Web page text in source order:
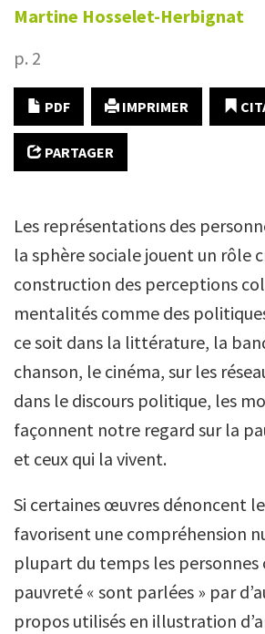
Martine Hosselet-Herbignat
p. 2
PDF IMPRIMER
PARTAGER
Les représentations des
la sphère sociale jouent un rôle
construction des perceptions
mentalités comme des
ce soit dans la littérature, la
chanson, le cinéma, sur les
dans le discours politique, les
façonnent notre regard sur la
et ceux qui la vivent.
Si certaines œuvres dénoncent
favorisent une compréhension
plupart du temps les personnes
pauvreté « sont parlées » par
propos utilisés en illustration